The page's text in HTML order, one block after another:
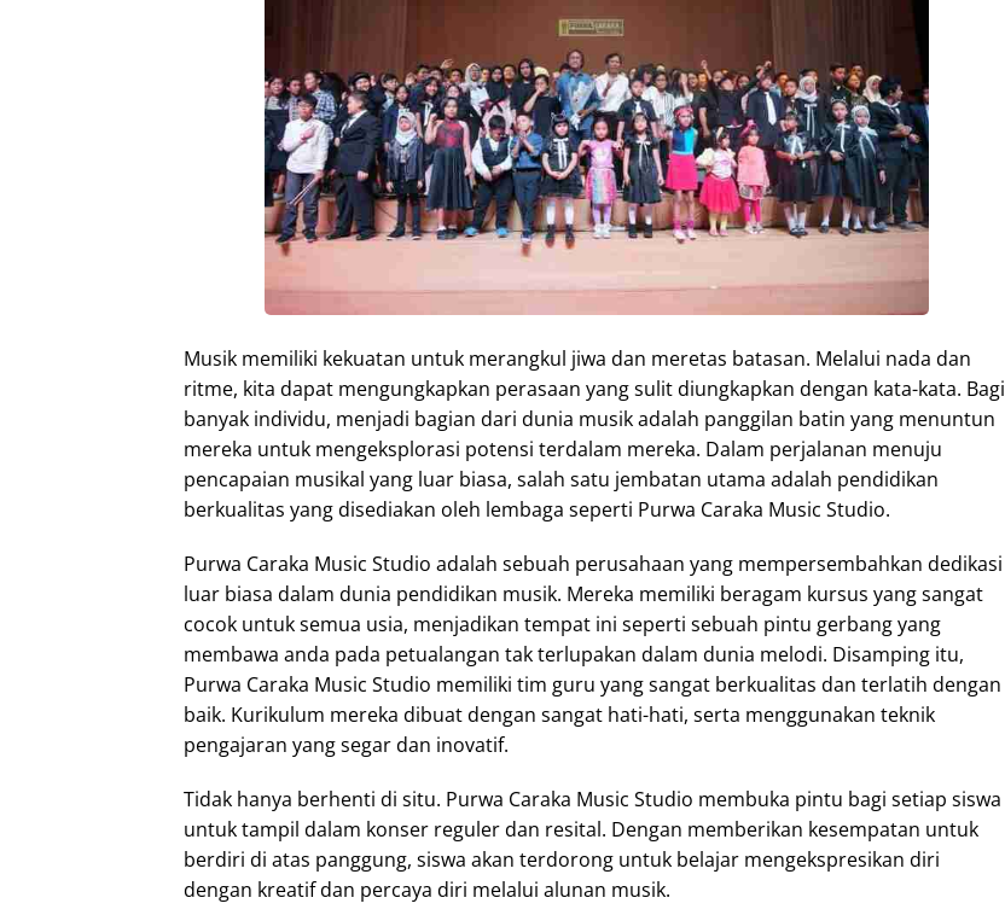
Musik memiliki kekuatan untuk merangkul jiwa dan meretas batasan. Melalui nada dan
ritme, kita dapat mengungkapkan perasaan yang sulit diungkapkan dengan kata-kata. Bagi
banyak individu, menjadi bagian dari dunia musik adalah panggilan batin yang menuntun
mereka untuk mengeksplorasi potensi terdalam mereka. Dalam perjalanan menuju
pencapaian musikal yang luar biasa, salah satu jembatan utama adalah pendidikan
berkualitas yang disediakan oleh lembaga seperti Purwa Caraka Music Studio.
Purwa Caraka Music Studio adalah sebuah perusahaan yang mempersembahkan dedikasi
luar biasa dalam dunia pendidikan musik. Mereka memiliki beragam kursus yang sangat
cocok untuk semua usia, menjadikan tempat ini seperti sebuah pintu gerbang yang
membawa anda pada petualangan tak terlupakan dalam dunia melodi. Disamping itu,
Purwa Caraka Music Studio memiliki tim guru yang sangat berkualitas dan terlatih dengan
baik. Kurikulum mereka dibuat dengan sangat hati-hati, serta menggunakan teknik
pengajaran yang segar dan inovatif.
Tidak hanya berhenti di situ. Purwa Caraka Music Studio membuka pintu bagi setiap siswa
untuk tampil dalam konser reguler dan resital. Dengan memberikan kesempatan untuk
berdiri di atas panggung, siswa akan terdorong untuk belajar mengekspresikan diri
dengan kreatif dan percaya diri melalui alunan musik.